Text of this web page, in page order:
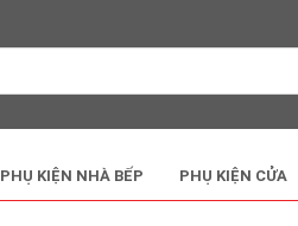
PHỤ KIỆN NHÀ BẾP PHỤ KIỆN CỬA